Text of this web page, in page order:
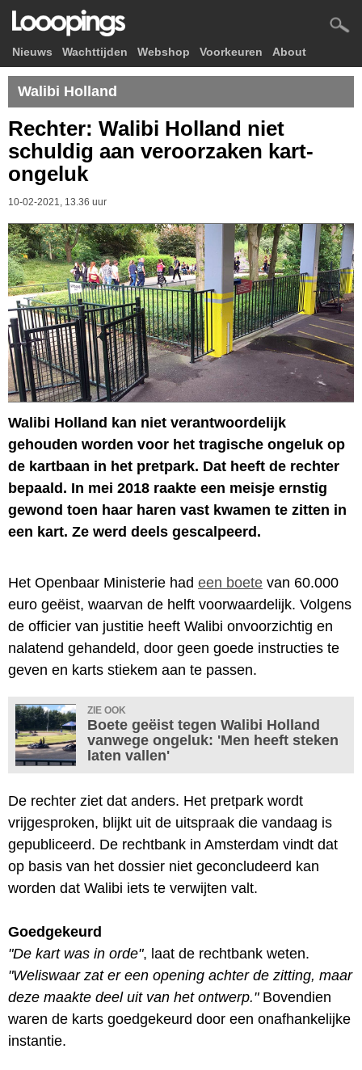
Nieuws Wachttijden Webshop Voorkeuren About
Walibi Holland
Rechter: Walibi Holland niet
schuldig aan veroorzaken kart-
ongeluk
10-02-2021, 13.36 uur
Walibi Holland kan niet verantwoordelijk
gehouden worden voor het tragische ongeluk op
de kartbaan in het pretpark. Dat heeft de rechter
bepaald. In mei 2018 raakte een meisje ernstig
gewond toen haar haren vast kwamen te zitten in
een kart. Ze werd deels gescalpeerd.
Het Openbaar Ministerie had een boete van 60.000
euro geëist, waarvan de helft voorwaardelijk. Volgens
de officier van justitie heeft Walibi onvoorzichtig en
nalatend gehandeld, door geen goede instructies te
geven en karts stiekem aan te passen.
ZIE OOK
Boete geëist tegen Walibi Holland
vanwege ongeluk: 'Men heeft steken
laten vallen'
De rechter ziet dat anders. Het pretpark wordt
vrijgesproken, blijkt uit de uitspraak die vandaag is
gepubliceerd. De rechtbank in Amsterdam vindt dat
op basis van het dossier niet geconcludeerd kan
worden dat Walibi iets te verwijten valt.
Goedgekeurd
"De kart was in orde", laat de rechtbank weten.
"Weliswaar zat er een opening achter de zitting, maar
deze maakte deel uit van het ontwerp."Bovendien
waren de karts goedgekeurd door een onafhankelijke
instantie.